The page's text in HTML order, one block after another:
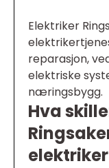
Elektriker
reparasjon,
elektriske
næringsbygg.
Hva